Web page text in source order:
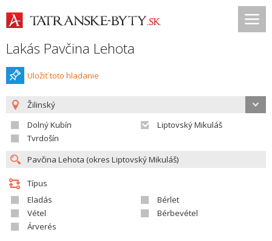
Lakás Pavčina Lehota
Uložiť toto hladanie
Žilinský
Dolný Kubín
Liptovský Mikuláš
Tvrdošín
Típus
Eladás
Bérlet
Vétel
Bérbevétel
Árverés